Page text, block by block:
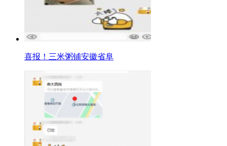
喜报！三米粥铺安徽省阜